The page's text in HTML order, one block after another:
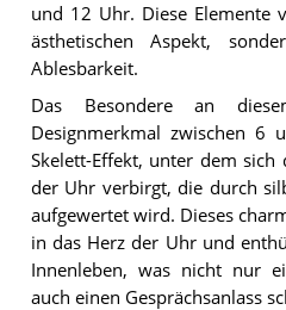
und 12 Uhr. Diese Elemente
ästhetischen Aspekt,
Ablesbarkeit.
Das Besondere an
Designmerkmal zwischen 6
Skelett-Effekt, unter dem
der Uhr verbirgt, die durch
aufgewertet wird. Dieses
in das Herz der Uhr und
Innenleben, was nicht nur
auch einen Gesprächsanlass